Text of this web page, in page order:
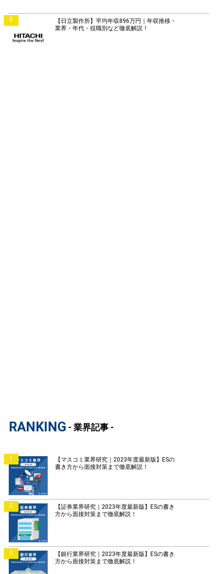
5
【日立製作所】平均年収896万円｜年収推移・
業界・年代・役職別など徹底解説！
RANKING - 業界記事 -
1
【マスコミ業界研究｜2023年度最新版】ESの
書き方から面接対策まで徹底解説！
2
【証券業界研究｜2023年度最新版】ESの書き
方から面接対策まで徹底解説！
3
【銀行業界研究｜2023年度最新版】ESの書き
方から面接対策まで徹底解説！